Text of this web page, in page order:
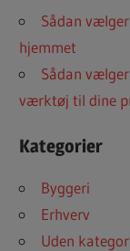
Sådan
hjemmet
Sådan
værktøj til dine
Kategorier
Byggeri
Erhverv
Uden